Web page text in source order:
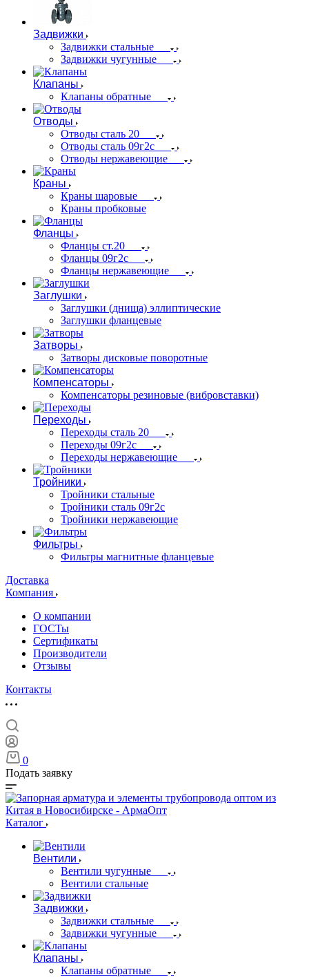
Задвижки
Задвижки стальные
Задвижки чугунные
Клапаны
Клапаны обратные
Отводы
Отводы сталь 20
Отводы сталь 09г2с
Отводы нержавеющие
Краны
Краны шаровые
Краны пробковые
Фланцы
Фланцы ст.20
Фланцы 09г2с
Фланцы нержавеющие
Заглушки
Заглушки (днища) эллиптические
Заглушки фланцевые
Затворы
Затворы дисковые поворотные
Компенсаторы
Компенсаторы резиновые (вибровставки)
Переходы
Переходы сталь 20
Переходы 09г2с
Переходы нержавеющие
Тройники
Тройники стальные
Тройники сталь 09г2с
Тройники нержавеющие
Фильтры
Фильтры магнитные фланцевые
Доставка
Компания
О компании
ГОСТы
Сертификаты
Производители
Отзывы
Контакты
0
Подать заявку
Каталог
Вентили
Вентили чугунные
Вентили стальные
Задвижки
Задвижки стальные
Задвижки чугунные
Клапаны
Клапаны обратные